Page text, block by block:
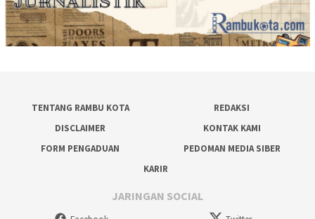
TENTANG RAMBU KOTA
REDAKSI
DISCLAIMER
KONTAK KAMI
FORM PENGADUAN
PEDOMAN MEDIA SIBER
KARIR
JARINGAN SOCIAL